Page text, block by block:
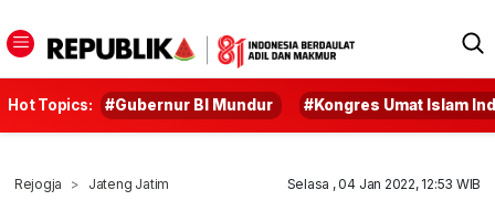
Hot Topics: #Gubernur BI Mundur #Kongres Umat Islam
Rejogja Jateng Jatim Selasa , 04 Jan 2022, 12:53 WIB